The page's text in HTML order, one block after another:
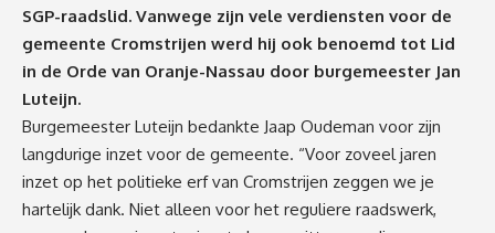
SGP-raadslid. Vanwege zijn vele verdiensten voor de
gemeente Cromstrijen werd hij ook benoemd tot Lid
in de Orde van Oranje-Nassau door burgemeester Jan
Luteijn.
Burgemeester Luteijn bedankte Jaap Oudeman voor zijn
langdurige inzet voor de gemeente. “Voor zoveel jaren
inzet op het politieke erf van Cromstrijen zeggen we je
hartelijk dank. Niet alleen voor het reguliere raadswerk,